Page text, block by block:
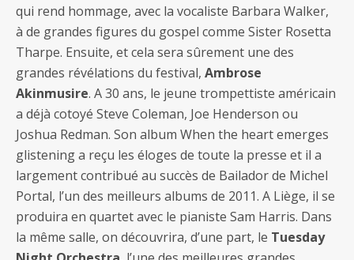
qui rend hommage, avec la vocaliste Barbara Walker,
à de grandes figures du gospel comme Sister Rosetta
Tharpe. Ensuite, et cela sera sûrement une des
grandes révélations du festival, Ambrose
Akinmusire. A 30 ans, le jeune trompettiste américain
a déjà cotoyé Steve Coleman, Joe Henderson ou
Joshua Redman. Son album When the heart emerges
glistening a reçu les éloges de toute la presse et il a
largement contribué au succès de Bailador de Michel
Portal, l’un des meilleurs albums de 2011. A Liège, il se
produira en quartet avec le pianiste Sam Harris. Dans
la même salle, on découvrira, d’une part, le Tuesday